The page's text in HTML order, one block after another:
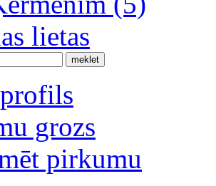
lietas
grozs
pirkumu